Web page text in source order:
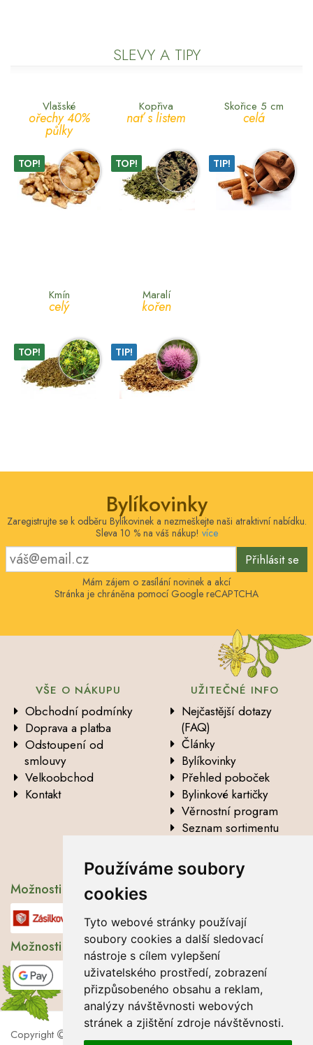
Používáme soubory
cookies
Tyto webové stránky používají
soubory cookies a další sledovací
nástroje s cílem vylepšení
uživatelského prostředí, zobrazení
přizpůsobeného obsahu a reklam,
analýzy návštěvnosti webových
stránek a zjištění zdroje návštěvnosti.
SLEVY A TIPY
Vlašské
ořechy 40%
půlky
TOP!
Kopřiva
nať s listem
TOP!
Skořice 5 cm
celá
TIP!
Kmín
celý
TOP!
Maralí
kořen
TIP!
Bylíkovinky
Zaregistrujte se k odběru Bylíkovinek a nezmeškejte naši atraktivní nabídku.
Sleva 10 % na váš nákup! více
Přihlásit se
Mám zájem o zasílání novinek a akcí
Stránka je chráněna pomocí Google reCAPTCHA
VŠE O NÁKUPU
Obchodní podmínky
Doprava a platba
Odstoupení od
smlouvy
Velkoobchod
Kontakt
UŽITEČNÉ INFO
Nejčastější dotazy
(FAQ)
Články
Bylíkovinky
Přehled poboček
Bylinkové kartičky
Věrnostní program
Seznam sortimentu
údajů
Možnosti dopravy
Možnosti platby
Copyright 2026 Lbros s.r.o.